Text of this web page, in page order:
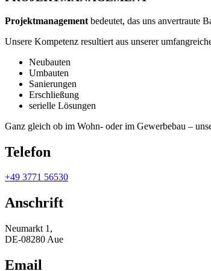
Projektmanagement bedeutet, das uns anvertraute
Unsere Kompetenz resultiert aus unserer
Neubauten
Umbauten
Sanierungen
Erschließung
serielle Lösungen
Ganz gleich ob im Wohn- oder im Gewerbebau –
Telefon
+49 3771 56530
Anschrift
Neumarkt 1,
DE-08280 Aue
Email